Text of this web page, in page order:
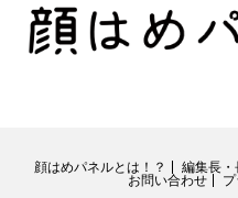
顔はめパネルとは！？ 編集長・
お問い合わせ